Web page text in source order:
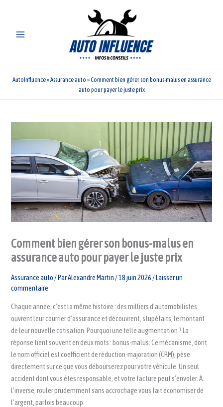
AutoInfluence»Assurance auto »Comment bien gérer son bonus-malus en assurance
auto pour payer le juste prix
Comment bien gérer son bonus-malus en
assurance auto pour payer le juste prix
Assurance auto / ParAlexandre Martin /18 juin 2026 /Laisser un
commentaire
Chaque année, c’est la même histoire : des milliers d’automobilistes
ouvrent leur courrier d’assurance et découvrent, stupéfaits, le montant
de leur nouvelle cotisation. Pourquoi une telle augmentation ? La
réponse tient souvent en deux mots : bonus-malus. Ce mécanisme, dont
le nom officiel est coefficient de réduction-majoration (CRM), pèse
directement sur ce que vous débourserez pour votre véhicule. Un seul
accident dont vous êtes responsable, et votre facture peut s’envoler. À
l’inverse, rouler prudemment sans accrochage vous fait économiser de
l’argent, parfois beaucoup.